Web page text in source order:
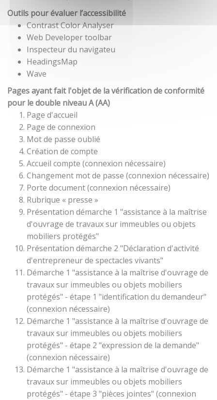
Outils pour évaluer l’accessibilité
Contrast Color Analyser
Web Developer toolbar
Inspecteur du navigateu
HeadingsMap
Wave
Pages ayant fait l'objet de la vérification de conformité
pour le double niveau A (AA)
Page d'accueil
Page de connexion
Mot de passe oublié
Création de compte
Accueil compte (connexion nécessaire)
Changement mot de passe (connexion nécessaire)
Porte document (connexion nécessaire)
Rubrique « presse »
Présentation démarche 1 "assistance à la maîtrise
d'ouvrage de travaux sur immeubles ou objets
mobiliers protégés"
Présentation démarche 2 "Déclaration d'activité
d'entrepreneur de spectacles vivants"
Démarche 1 "assistance à la maîtrise d'ouvrage de
travaux sur immeubles ou objets mobiliers
protégés" - étape 1 "identification du demandeur"
(connexion nécessaire)
Démarche 1 "assistance à la maîtrise d'ouvrage de
travaux sur immeubles ou objets mobiliers
protégés" - étape 2 "expression de la demande"
(connexion nécessaire)
Démarche 1 "assistance à la maîtrise d'ouvrage de
travaux sur immeubles ou objets mobiliers
protégés" - étape 3 "pièces jointes" (connexion